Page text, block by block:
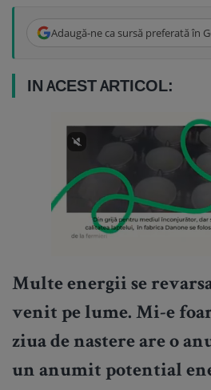
Adaugă-ne ca sursă preferată în
IN ACEST ARTICOL:
Multe energii se
venit pe lume. Mi-e
ziua de nastere are o
un anumit potential